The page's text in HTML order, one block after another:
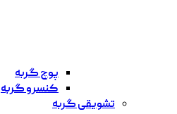
پوچ گربه
کنسرو گربه
تشویقی گربه